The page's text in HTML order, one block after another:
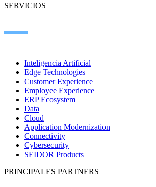
SERVICIOS
Inteligencia Artificial
Edge Technologies
Customer Experience
Employee Experience
ERP Ecosystem
Data
Cloud
Application Modernization
Connectivity
Cybersecurity
SEIDOR Products
PRINCIPALES PARTNERS